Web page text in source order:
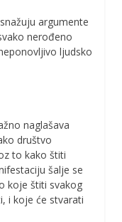
argumente
nerođeno
ljudsko
naglašava
društvo
to kako štiti
šalje se
koje štiti svakog
i koje će stvarati